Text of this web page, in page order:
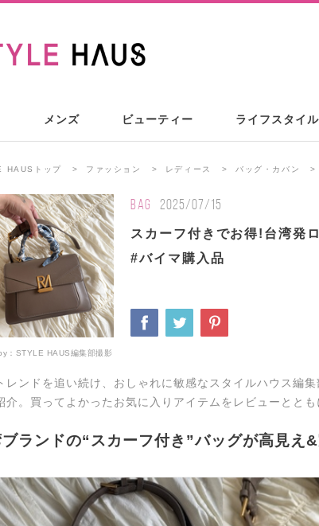
メンズ ビューティー ライフスタイル
HAUSトップ ファッション レディース バッグ・カバン
BAG 2025/07/15
スカーフ付きでお得!台湾発
#バイマ購入品
： STYLE HAUS編集部撮影
レンドを追い続け、おしゃれに敏感なスタイルハウス編
介。買ってよかったお気に入りアイテムをレビューととも
ランドの“スカーフ付き”バッグが高見え